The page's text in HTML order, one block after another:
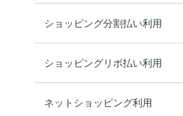
ショッピング分割払い利用
ショッピングリボ払い利用
ネットショッピング利用